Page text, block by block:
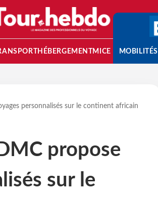
HÉBERGEMENTMICE MOBILITÉS
personnalisés sur le continent africain
propose
sur le